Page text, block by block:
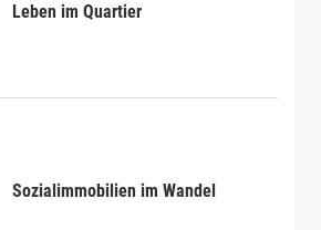
Leben im Quartier
Sozialimmobilien im Wandel